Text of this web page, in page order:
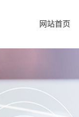
网站首页